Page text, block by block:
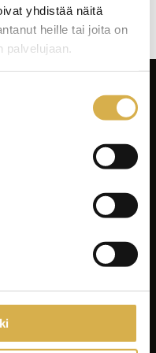
yhdistää näitä
heille tai joita on
palvelujaan.